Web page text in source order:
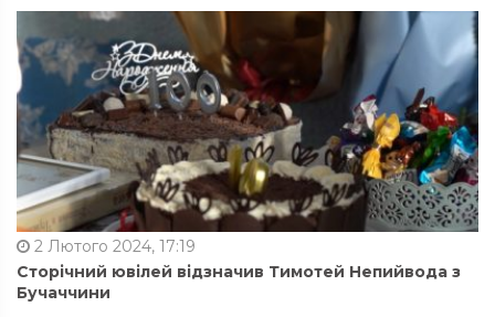
2 Лютого 2024, 17:19
Сторічний ювілей відзначив Тимотей Непийвода з
Бучаччини